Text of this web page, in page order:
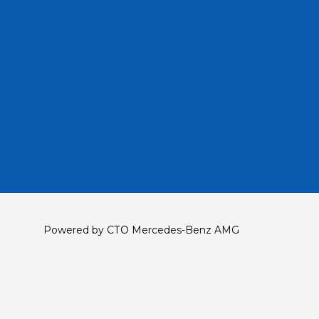
Powered by СТО Mercedes-Benz AMG